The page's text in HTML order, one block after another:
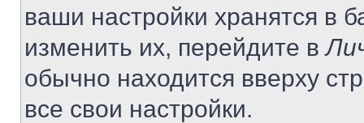
ваши настройки хранятся в
изменить их, перейдите в
обычно находится вверху
все свои настройки.